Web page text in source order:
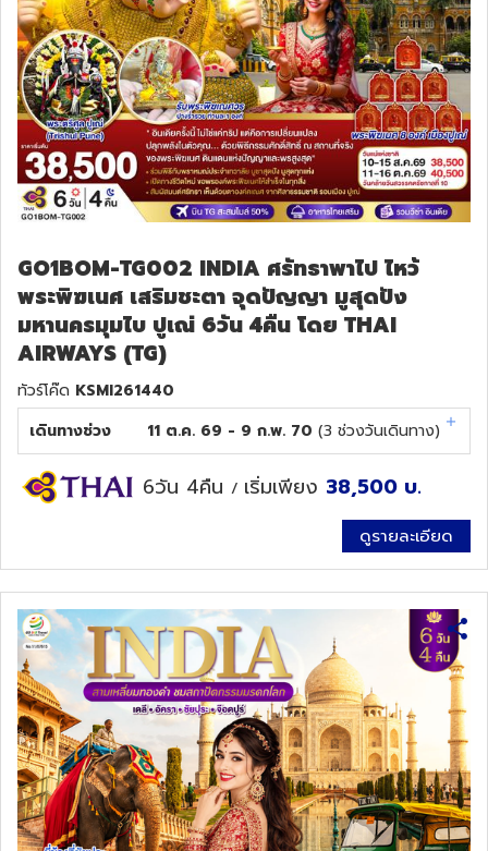
GO1BOM-TG002 INDIA ศรัทธาพาไป ไหว้
พระพิฆเนศ เสริมชะตา จุดปัญญา มูสุดปัง
มหานครมุมไบ ปูเณ่ 6วัน 4คืน โดย THAI
AIRWAYS (TG)
ทัวร์โค๊ด KSMI261440
เดินทางช่วง
11 ต.ค. 69 - 9 ก.พ. 70 (3 ช่วงวันเดินทาง)
6วัน 4คืน / เริ่มเพียง 38,500 บ.
ดูรายละเอียด